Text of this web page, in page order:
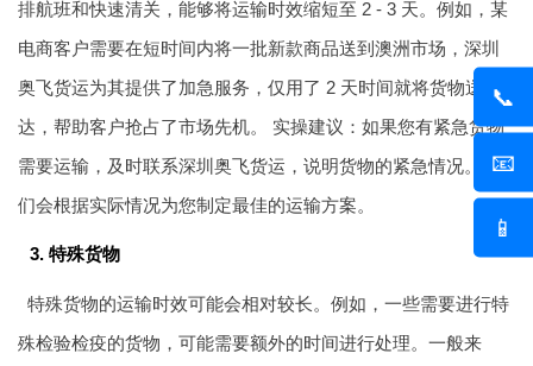
📞
📧
📱
排航班和快速清关，能够将运输时效缩短至 2 - 3 天。例如，某
电商客户需要在短时间内将一批新款商品送到澳洲市场，深圳
奥飞货运为其提供了加急服务，仅用了 2 天时间就将货物送
达，帮助客户抢占了市场先机。 实操建议：如果您有紧急货物
需要运输，及时联系深圳奥飞货运，说明货物的紧急情况。他
们会根据实际情况为您制定最佳的运输方案。
3. 特殊货物
特殊货物的运输时效可能会相对较长。例如，一些需要进行特
殊检验检疫的货物，可能需要额外的时间进行处理。一般来